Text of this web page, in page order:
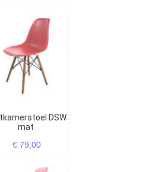
mat
€ 79,00